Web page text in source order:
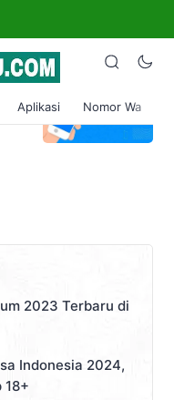
Aplikasi Nomor Wa
2023 Terbaru di
Indonesia 2024,
18+